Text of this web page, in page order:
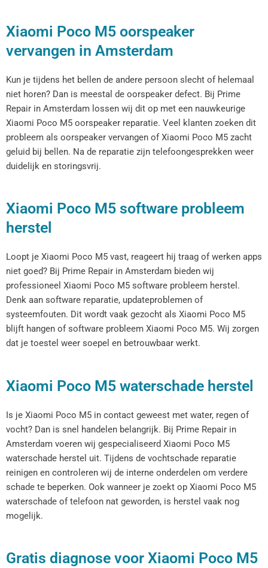
Xiaomi Poco M5 oorspeaker
vervangen in Amsterdam
Kun je tijdens het bellen de andere persoon slecht of helemaal
niet horen? Dan is meestal de oorspeaker defect. Bij Prime
Repair in Amsterdam lossen wij dit op met een nauwkeurige
Xiaomi Poco M5 oorspeaker reparatie. Veel klanten zoeken dit
probleem als oorspeaker vervangen of Xiaomi Poco M5 zacht
geluid bij bellen. Na de reparatie zijn telefoongesprekken weer
duidelijk en storingsvrij.
Xiaomi Poco M5 software probleem
herstel
Loopt je Xiaomi Poco M5 vast, reageert hij traag of werken apps
niet goed? Bij Prime Repair in Amsterdam bieden wij
professioneel Xiaomi Poco M5 software probleem herstel.
Denk aan software reparatie, updateproblemen of
systeemfouten. Dit wordt vaak gezocht als Xiaomi Poco M5
blijft hangen of software probleem Xiaomi Poco M5. Wij zorgen
dat je toestel weer soepel en betrouwbaar werkt.
Xiaomi Poco M5 waterschade herstel
Is je Xiaomi Poco M5 in contact geweest met water, regen of
vocht? Dan is snel handelen belangrijk. Bij Prime Repair in
Amsterdam voeren wij gespecialiseerd Xiaomi Poco M5
waterschade herstel uit. Tijdens de vochtschade reparatie
reinigen en controleren wij de interne onderdelen om verdere
schade te beperken. Ook wanneer je zoekt op Xiaomi Poco M5
waterschade of telefoon nat geworden, is herstel vaak nog
mogelijk.
Gratis diagnose voor Xiaomi Poco M5